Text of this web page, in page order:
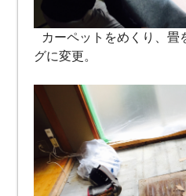
カーペットをめくり、畳
グに変更。